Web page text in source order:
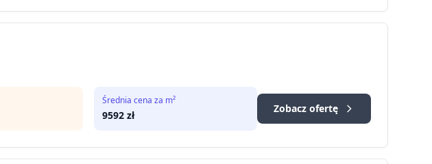
Średnia cena za m²
9592 zł
Zobacz ofertę